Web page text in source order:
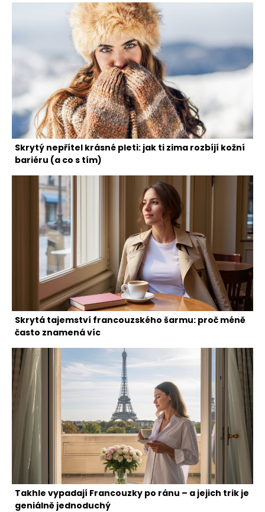
Skrytý nepřítel krásné pleti: jak ti zima rozbíjí kožní
bariéru (a co s tím)
Skrytá tajemství francouzského šarmu: proč méně
často znamená víc
Takhle vypadají Francouzky po ránu – a jejich trik je
geniálně jednoduchý